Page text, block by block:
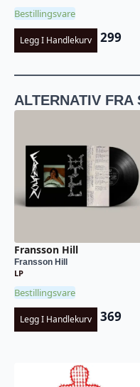
Bestillingsvare
Legg I Handlekurv 299
ALTERNATIV
Fransson Hill
Fransson Hill
LP
Bestillingsvare
Legg I Handlekurv 369